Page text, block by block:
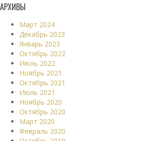
АРХИВЫ
Март 2024
Декабрь 2023
Январь 2023
Октябрь 2022
Июль 2022
Ноябрь 2021
Октябрь 2021
Июль 2021
Ноябрь 2020
Октябрь 2020
Март 2020
Февраль 2020